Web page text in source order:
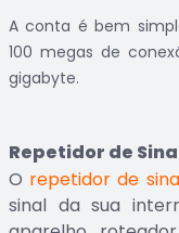
A conta é bem
100 megas de
gigabyte.
Repetidor de
O repetidor de
sinal da sua